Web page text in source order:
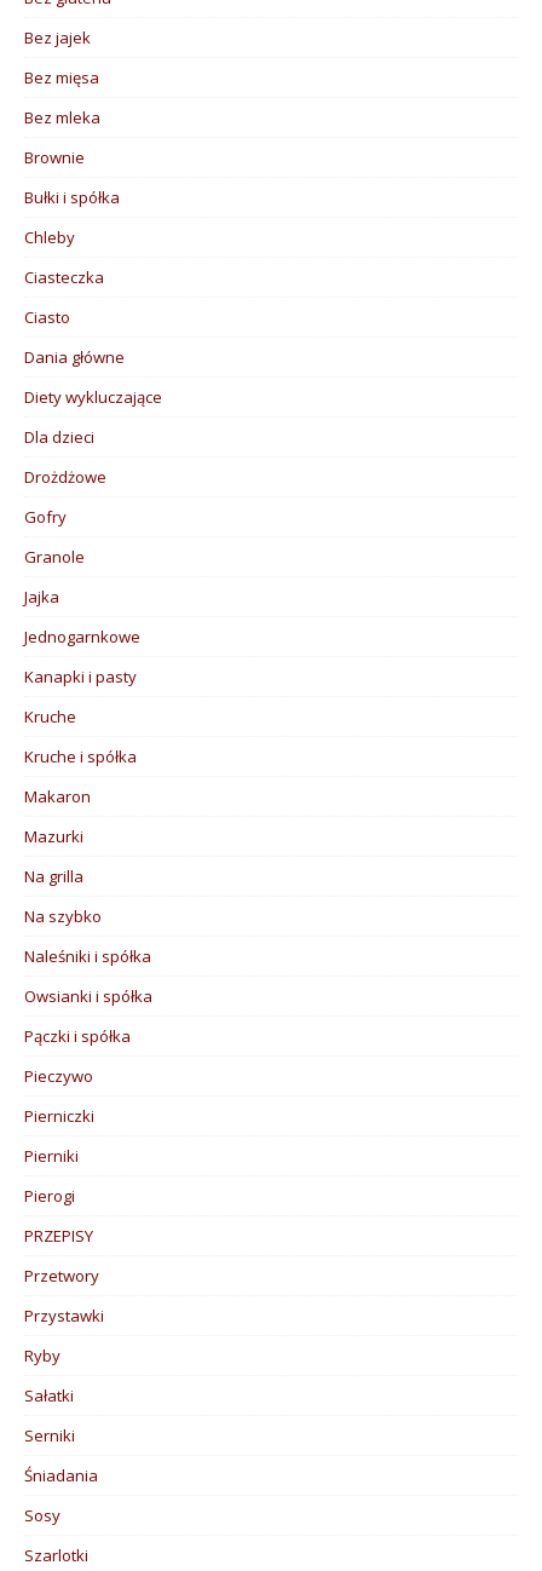
Bez jajek
Bez mięsa
Bez mleka
Brownie
Bułki i spółka
Chleby
Ciasteczka
Ciasto
Dania główne
Diety wykluczające
Dla dzieci
Drożdżowe
Gofry
Granole
Jajka
Jednogarnkowe
Kanapki i pasty
Kruche
Kruche i spółka
Makaron
Mazurki
Na grilla
Na szybko
Naleśniki i spółka
Owsianki i spółka
Pączki i spółka
Pieczywo
Pierniczki
Pierniki
Pierogi
PRZEPISY
Przetwory
Przystawki
Ryby
Sałatki
Serniki
Śniadania
Sosy
Szarlotki